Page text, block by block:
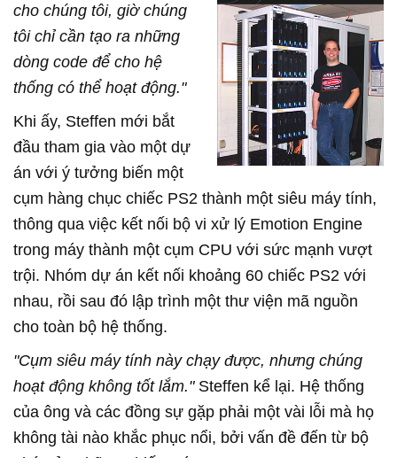
cho chúng tôi, giờ chúng
tôi chỉ cần tạo ra những
dòng code để cho hệ
thống có thể hoạt động."
Khi ấy, Steffen mới bắt
đầu tham gia vào một dự
án với ý tưởng biến một
cụm hàng chục chiếc PS2 thành một siêu máy tính,
thông qua việc kết nối bộ vi xử lý Emotion Engine
trong máy thành một cụm CPU với sức mạnh vượt
trội. Nhóm dự án kết nối khoảng 60 chiếc PS2 với
nhau, rồi sau đó lập trình một thư viện mã nguồn
cho toàn bộ hệ thống.
"Cụm siêu máy tính này chạy được, nhưng chúng
hoạt động không tốt lắm." Steffen kể lại. Hệ thống
của ông và các đồng sự gặp phải một vài lỗi mà họ
không tài nào khắc phục nổi, bởi vấn đề đến từ bộ